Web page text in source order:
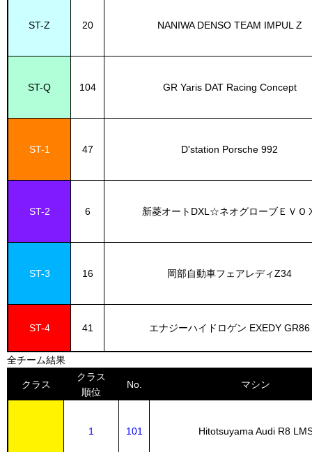
ST-Z 20 NANIWA DENSO TEAM IMPUL Z
ST-Q 104 GR Yaris DAT Racing Concept
ST-1 47 D'station Porsche 992
ST-2 6 新菱オートDXL☆ネオグローブＥＶ
ST-3 16 岡部自動車フェアレディZ34
ST-4 41 エナジーハイドロゲン EXEDY GR86
全チーム結果
クラス
クラス
順位
No. マシン
1 101 Hitotsuyama Audi R8